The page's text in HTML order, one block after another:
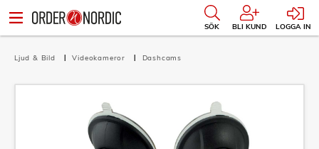
SÖK BLI KUND LOGGA IN
Ljud & Bild Videokameror Dashcams